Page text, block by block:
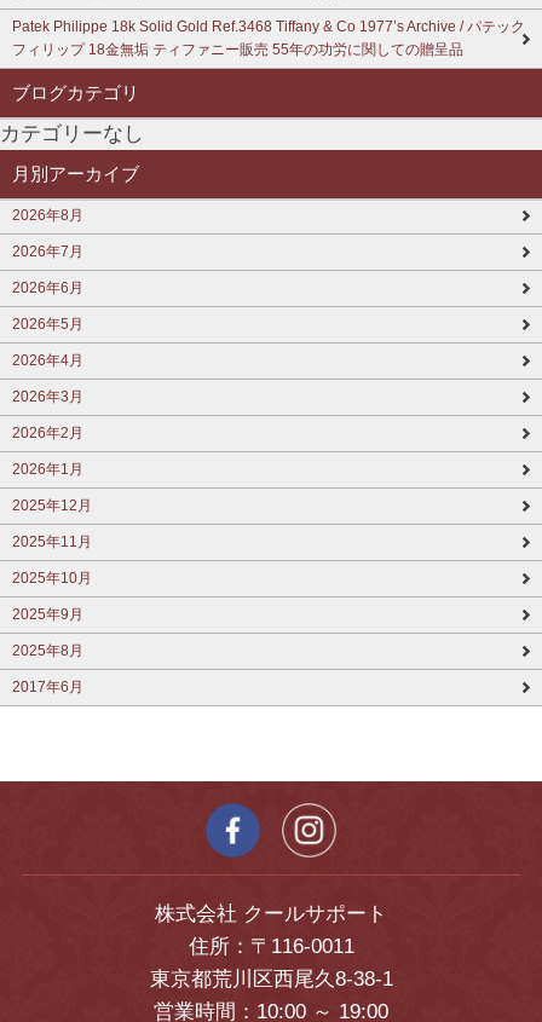
Patek Philippe 18k Solid Gold Ref.3468 Tiffany & Co 1977’s Archive / パテック
フィリップ 18金無垢 ティファニー販売 55年の功労に関しての贈呈品
ブログカテゴリ
カテゴリーなし
月別アーカイブ
2026年8月
2026年7月
2026年6月
2026年5月
2026年4月
2026年3月
2026年2月
2026年1月
2025年12月
2025年11月
2025年10月
2025年9月
2025年8月
2017年6月
株式会社 クールサポート
住所：〒116-0011
東京都荒川区西尾久8-38-1
営業時間：10:00 ～ 19:00